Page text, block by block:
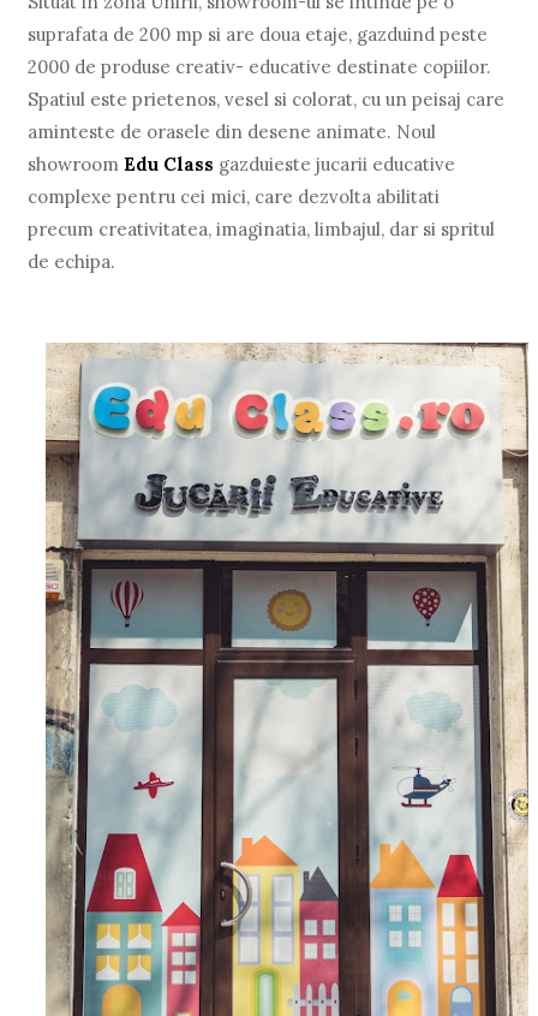
suprafata de 200 mp si are doua etaje, gazduind peste
2000 de produse creativ- educative destinate copiilor.
Spatiul este prietenos, vesel si colorat, cu un peisaj care
aminteste de orasele din desene animate. Noul
showroom Edu Class gazduieste jucarii educative
complexe pentru cei mici, care dezvolta abilitati
precum creativitatea, imaginatia, limbajul, dar si spritul
de echipa.